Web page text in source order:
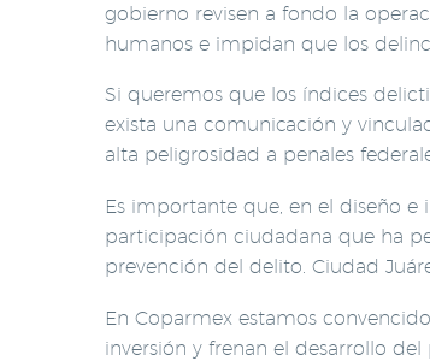
gobierno revisen a fondo la
humanos e impidan que los
Si queremos que los índices
exista una comunicación y
alta peligrosidad a penales
Es importante que, en el diseño
participación ciudadana que ha
prevención del delito. Ciudad
En Coparmex estamos
inversión y frenan el desarrollo